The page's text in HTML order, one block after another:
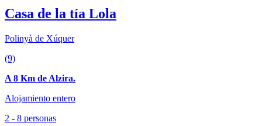
Casa de la tía Lola
Polinyà de Xúquer
(9)
A 8 Km de Alzira.
Alojamiento entero
2 - 8 personas